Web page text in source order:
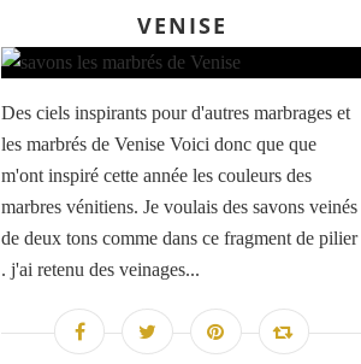
VENISE
Des ciels inspirants pour d'autres marbrages et
les marbrés de Venise Voici donc que que
m'ont inspiré cette année les couleurs des
marbres vénitiens. Je voulais des savons veinés
de deux tons comme dans ce fragment de pilier
. j'ai retenu des veinages...